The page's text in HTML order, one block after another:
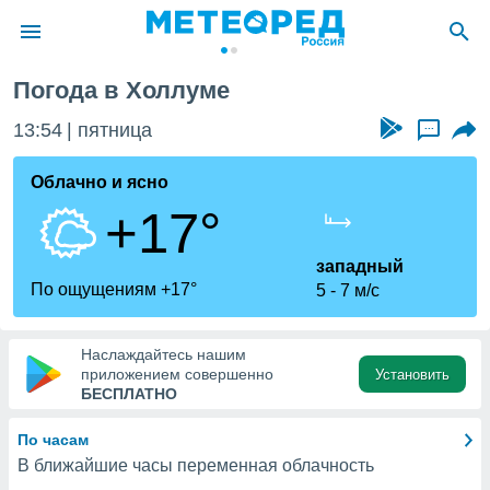
о
Вы можете
к этому
доступ
Погода в Холлуме
13:54 пятница ...
Облачно и ясно
+17°
По ощущениям +17°
западный
5
7 м/с
Наслаждайтесь нашим
приложением совершенно
БЕСПЛАТНО
Установить
По часам
В ближайшие часы переменная облачность